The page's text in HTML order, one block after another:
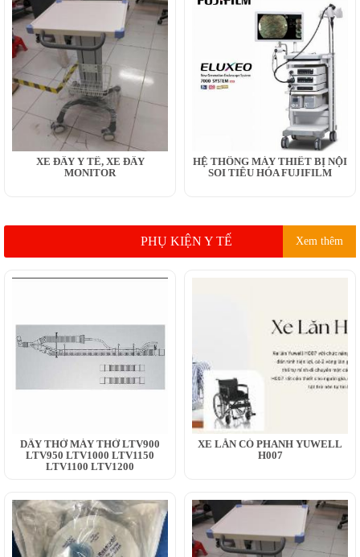
XE ĐẨY Y TẾ, XE ĐẨY
MONITOR
HỆ THỐNG MÁY THIẾT BỊ NỘI
SOI TIÊU HÓA FUJIFILM
PHỤ KIỆN Y TẾ Xem thêm
DÂY THỞ MÁY THỞ LTV900
LTV950 LTV1000 LTV1150
LTV1100 LTV1200
XE LĂN CÓ PHANH YUWELL
H007